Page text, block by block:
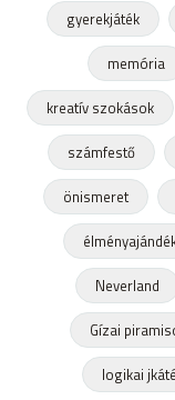
gyerekjáték
memória
kreatív szokások
számfestő
önismeret
Neverland
Gízai
logikai